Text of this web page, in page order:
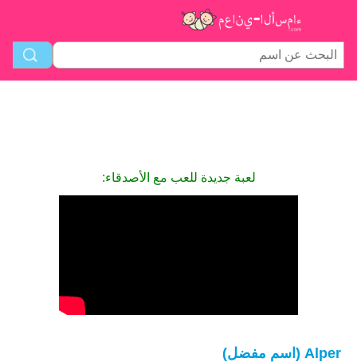
لعبة جديدة للعب مع الأصدقاء:
Alper (اسم مفضل)